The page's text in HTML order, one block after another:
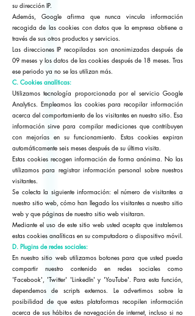
su dirección IP.
Además, Google afirma que nunca vincula información
recogida de las cookies con datos que la empresa obtiene a
través de sus otros productos y servicios.
Las direcciones IP recopiladas son anonimizadas después de
09 meses y los datos de las cookies después de 18 meses. Tras
ese periodo ya no se las utilizan más.
C. Cookies analíticas:
Utilizamos tecnología proporcionada por el servicio Google
Analytics. Empleamos las cookies para recopilar información
acerca del comportamiento de los visitantes en nuestro sitio. Esa
información sirve para compilar mediciones que contribuyen
con mejorías en su funcionamiento. Estas cookies expiran
automáticamente seis meses después de su última visita.
Estas cookies recogen información de forma anónima. No las
utilizamos para registrar información personal sobre nuestros
visitantes.
Se colecta la siguiente información: el número de visitantes a
nuestro sitio web, cómo han llegado los visitantes a nuestro sitio
web y que páginas de nuestro sitio web visitaran.
Mediante el uso de este sitio web usted acepta que instalemos
estas cookies analíticas en su computadora o dispositivo móvil.
D. Plugins de redes sociales:
En nuestro sitio web utilizamos botones para que usted pueda
compartir nuestro contenido en redes sociales como
'Facebook', 'Twitter' 'LinkedIn' y 'YouTube'. Para esta función,
dependemos de scripts externos. Le advertimos sobre la
posibilidad de que estas plataformas recopilen información
acerca de sus hábitos de navegación de internet, incluso si no